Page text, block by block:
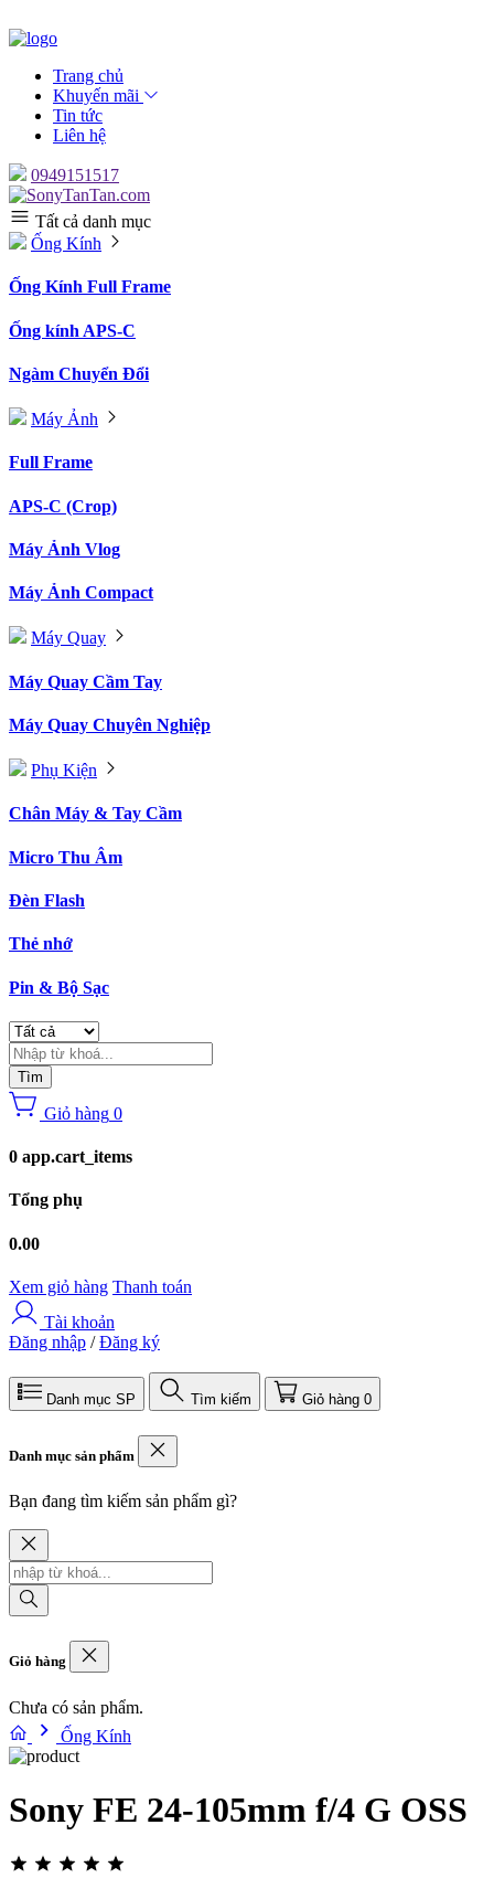
Trang chủ
Khuyến mãi
Tin tức
Liên hệ
0949151517
Tất cả danh mục
Ống Kính
Ống Kính Full Frame
Ống kính APS-C
Ngàm Chuyển Đổi
Máy Ảnh
Full Frame
APS-C (Crop)
Máy Ảnh Vlog
Máy Ảnh Compact
Máy Quay
Máy Quay Cầm Tay
Máy Quay Chuyên Nghiệp
Phụ Kiện
Chân Máy & Tay Cầm
Micro Thu Âm
Đèn Flash
Thẻ nhớ
Pin & Bộ Sạc
Tìm
Giỏ hàng 0
0 app.cart_items
Tổng phụ
0.00
Xem giỏ hàng Thanh toán
Tài khoản
Đăng nhập / Đăng ký
Danh mục SP Tìm kiếm Giỏ hàng 0
Danh mục sản phẩm
Bạn đang tìm kiếm sản phẩm gì?
Giỏ hàng
Chưa có sản phẩm.
Ống Kính
Sony FE 24-105mm f/4 G OSS